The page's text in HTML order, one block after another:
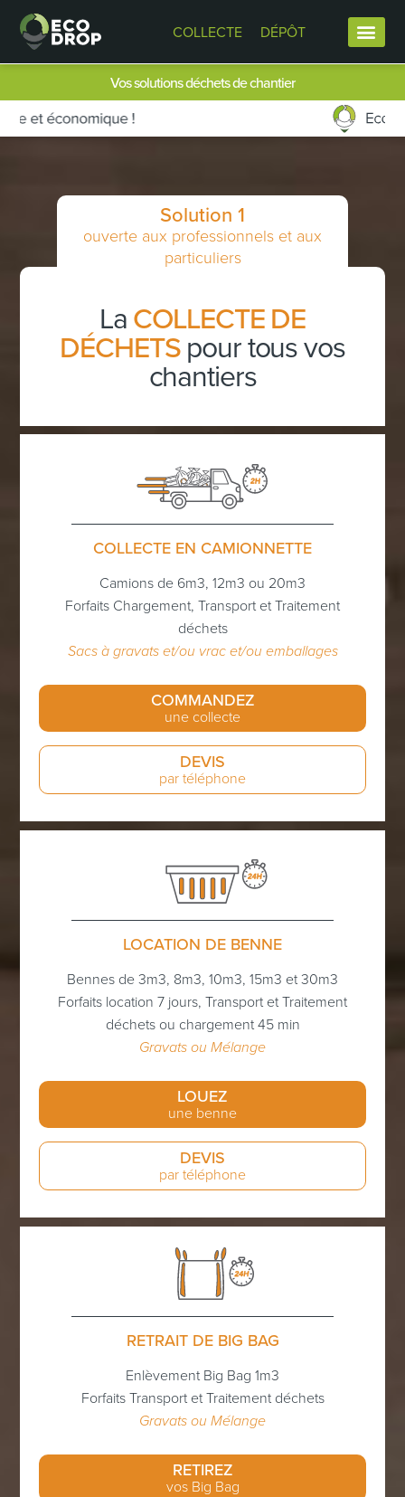
COLLECTE DÉPÔT
Vos solutions déchets de chantier
Solution 1
ouverte aux professionnels et aux
particuliers
LaCOLLECTE DE
DÉCHETSpour tous vos
chantiers
COLLECTE EN CAMIONNETTE
Camions de 6m3, 12m3 ou 20m3
Forfaits Chargement, Transport et Traitement
déchets
Sacs à gravats et/ou vrac et/ou emballages
COMMANDEZ
une collecte
DEVIS
par téléphone
LOCATION DE BENNE
Bennes de 3m3, 8m3, 10m3, 15m3 et 30m3
Forfaits location 7 jours, Transport et Traitement
déchets ou chargement 45 min
Gravats ou Mélange
LOUEZ
une benne
DEVIS
par téléphone
RETRAIT DE BIG BAG
Enlèvement Big Bag 1m3
Forfaits Transport et Traitement déchets
Gravats ou Mélange
RETIREZ
vos Big Bag